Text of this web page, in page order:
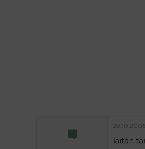
29.10.2005
laitan